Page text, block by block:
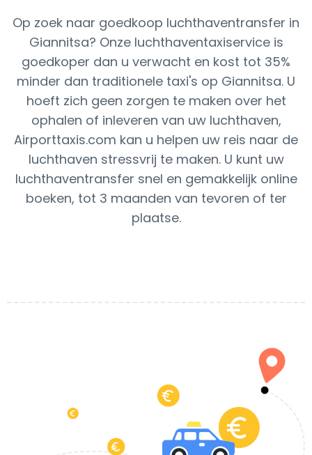
Op zoek naar goedkoop luchthaventransfer in
Giannitsa? Onze luchthaventaxiservice is
goedkoper dan u verwacht en kost tot 35%
minder dan traditionele taxi's op Giannitsa. U
hoeft zich geen zorgen te maken over het
ophalen of inleveren van uw luchthaven,
Airporttaxis.com kan u helpen uw reis naar de
luchthaven stressvrij te maken. U kunt uw
luchthaventransfer snel en gemakkelijk online
boeken, tot 3 maanden van tevoren of ter
plaatse.